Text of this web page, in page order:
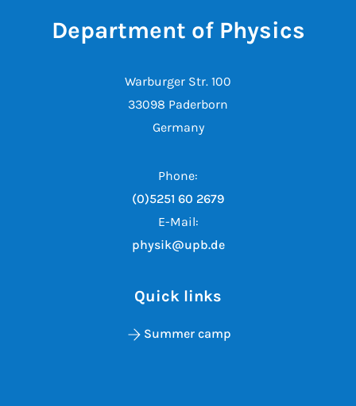
Department of Physics
Warburger Str. 100
33098 Paderborn
Germany
Phone:
(0)5251 60 2679
E-Mail:
physik@upb.de
Quick links
Summer camp